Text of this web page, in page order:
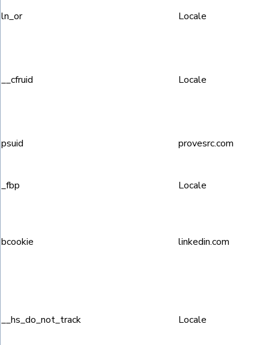
ln_or Locale
__cfruid Locale
psuid provesrc.com
_fbp Locale
bcookie linkedin.com
__hs_do_not_track Locale